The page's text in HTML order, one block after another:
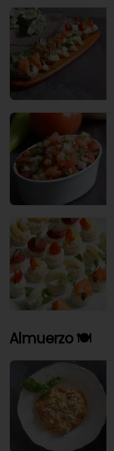
Almuerzo 🍽️